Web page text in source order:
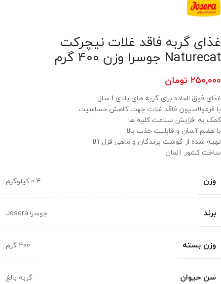
غذای گربه فاقد غلات نیچرکت
Naturecat جوسرا وزن 400 گرم
۲۵۰,۰۰۰ تومان
غذای فوق العاده برای گربه های بالای 1 سال
با فرمولاسیون فاقد غلات جهت کاهش حساسیت
کمک به افزایش سلامت کلیه ها
با هضم آسان و قابلیت جذب بالا
تهیه شده از گوشت پرندگان و ماهی قزل آلا
ساخت کشور آلمان
وزن 0.4 کیلوگرم
برند جوسرا Josera
وزن بسته 400 گرم
سن حیوان گربه بالغ